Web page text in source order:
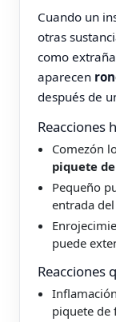
Cuando un
otras
como
aparecen
después de
Reacciones
Comezón
piquete
Pequeño
entrada
puede
Reacciones
piquete de